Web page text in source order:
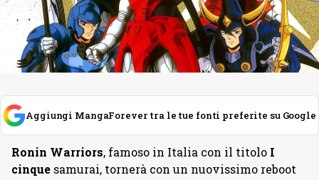
Aggiungi MangaForever tra le tue fonti preferite su Google
Ronin Warriors, famoso in Italia con il titolo I
cinque samurai, tornerà con un nuovissimo reboot